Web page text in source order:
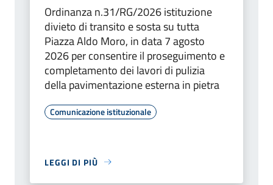
Ordinanza n.31/RG/2026 istituzione
divieto di transito e sosta su tutta
Piazza Aldo Moro, in data 7 agosto
2026 per consentire il proseguimento e
completamento dei lavori di pulizia
della pavimentazione esterna in pietra
Comunicazione istituzionale
LEGGI DI PIÙ